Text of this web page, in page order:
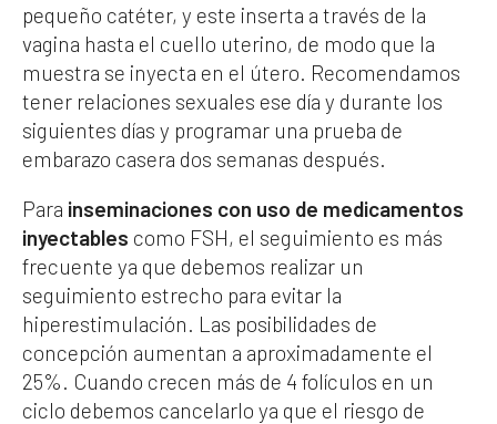
pequeño catéter, y este inserta a través de la
vagina hasta el cuello uterino, de modo que la
muestra se inyecta en el útero. Recomendamos
tener relaciones sexuales ese día y durante los
siguientes días y programar una prueba de
embarazo casera dos semanas después.
Para inseminaciones con uso de medicamentos
inyectables como FSH, el seguimiento es más
frecuente ya que debemos realizar un
seguimiento estrecho para evitar la
hiperestimulación. Las posibilidades de
concepción aumentan a aproximadamente el
25%. Cuando crecen más de 4 folículos en un
ciclo debemos cancelarlo ya que el riesgo de